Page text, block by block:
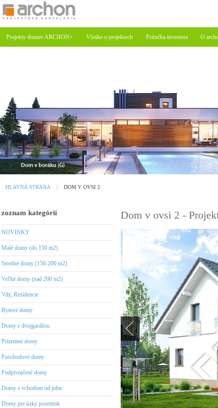
Projekty domov ARCHON+ Všetko o projektoch Príručka investora O
HLAVNÁ STRANA DOM V OVSI 2
zoznam kategórií
NOVINKY
Malé domy (do 150 m2)
Stredné domy (150-200 m2)
Veľké domy (nad 200 m2)
Vily, Rezidencie
Bytové domy
Domy s dvojgarážou
Prízemné domy
Poschodové domy
Podpivničené domy
Domy s vchodom od juhu
Domy pre úzky pozemok
Dom v ovsi 2 -